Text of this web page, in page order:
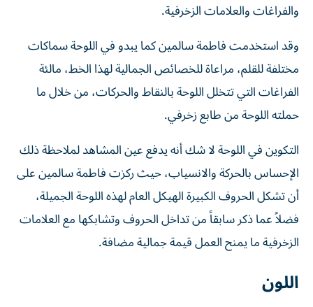
والفراغات والعلامات الزخرفية.
وقد استخدمت فاطمة سالمين كما يبدو في اللوحة سماكات
مختلفة للقلم، مراعاة للخصائص الجمالية لهذا الخط، مالئة
الفراغات التي تتخلل اللوحة بالنقاط والحركات، من خلال ما
حملته اللوحة من طابع زخرفي.
التكوين في اللوحة لا شك أنه يدفع عين المشاهد لملاحظة ذلك
الإحساس بالحركة والانسياب، حيث ركزت فاطمة سالمين على
أن تشكل الحروف الكبيرة الهيكل العام لهذه اللوحة الجميلة،
فضلاً عما ذكر سابقاً من تداخل الحروف وتشابكها مع العلامات
الزخرفية ما يمنح العمل قيمة جمالية مضافة.
اللون